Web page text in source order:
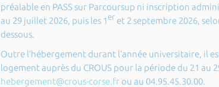
préalable en PASS sur Parcoursup ni inscription
au 29 juillet 2026, puis les 1er et 2 septembre 2026,
dessous.
Outre l’hébergement durant l’année universitaire, il
logement auprès du CROUS pour la période du 21 au
hebergement@crous-corse.frou au 04.95.45.30.00.